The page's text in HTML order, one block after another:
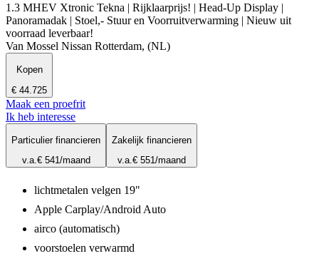
1.3 MHEV Xtronic Tekna | Rijklaarprijs! | Head-Up Display |
Panoramadak | Stoel,- Stuur en Voorruitverwarming | Nieuw uit
voorraad leverbaar!
Van Mossel Nissan Rotterdam, (NL)
Kopen
€ 44.725
Maak een proefrit
Ik heb interesse
Particulier financieren
v.a.€ 541/maand
Zakelijk financieren
v.a.€ 551/maand
lichtmetalen velgen 19"
Apple Carplay/Android Auto
airco (automatisch)
voorstoelen verwarmd